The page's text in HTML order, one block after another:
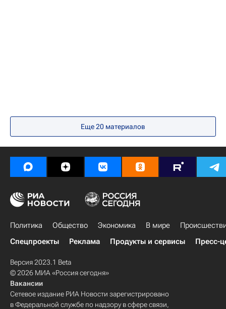
Еще20 материалов
Политика Общество Экономика В мире
Спецпроекты
Реклама Продукты и сервисы Пресс-
Версия 2023.1 Beta
© 2026 МИА «Россия сегодня»
Вакансии
Сетевое издание РИА Новости зарегистрировано
в Федеральной службе по надзору в сфере связи,